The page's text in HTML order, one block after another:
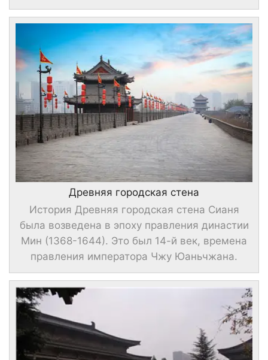
Древняя городская стена
История Древняя городская стена Сианя
была возведена в эпоху правления династии
Мин (1368-1644). Это был 14-й век, времена
правления императора Чжу Юаньчжана.